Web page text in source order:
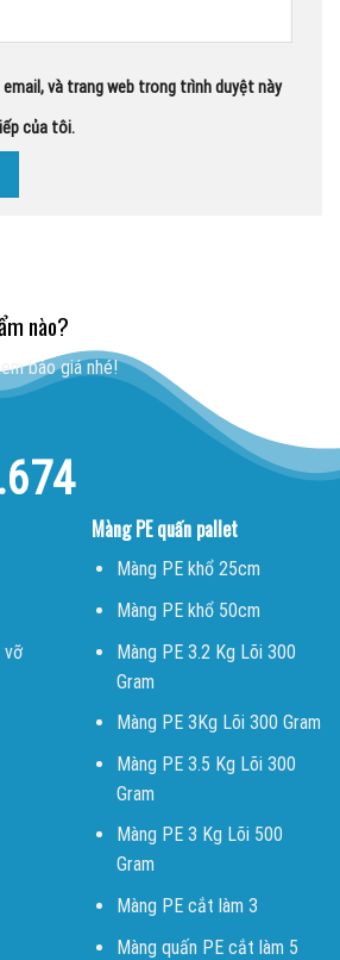
và trang web trong trình duyệt này
của tôi.
nào?
báo giá nhé!
vỡ
Màng PE quấn pallet
Màng PE khổ 25cm
Màng PE khổ 50cm
Màng PE 3.2 Kg Lõi 300
Gram
Màng PE 3Kg Lõi 300 Gram
Màng PE 3.5 Kg Lõi 300
Gram
Màng PE 3 Kg Lõi 500
Gram
Màng PE cắt làm 3
Màng quấn PE cắt làm 5